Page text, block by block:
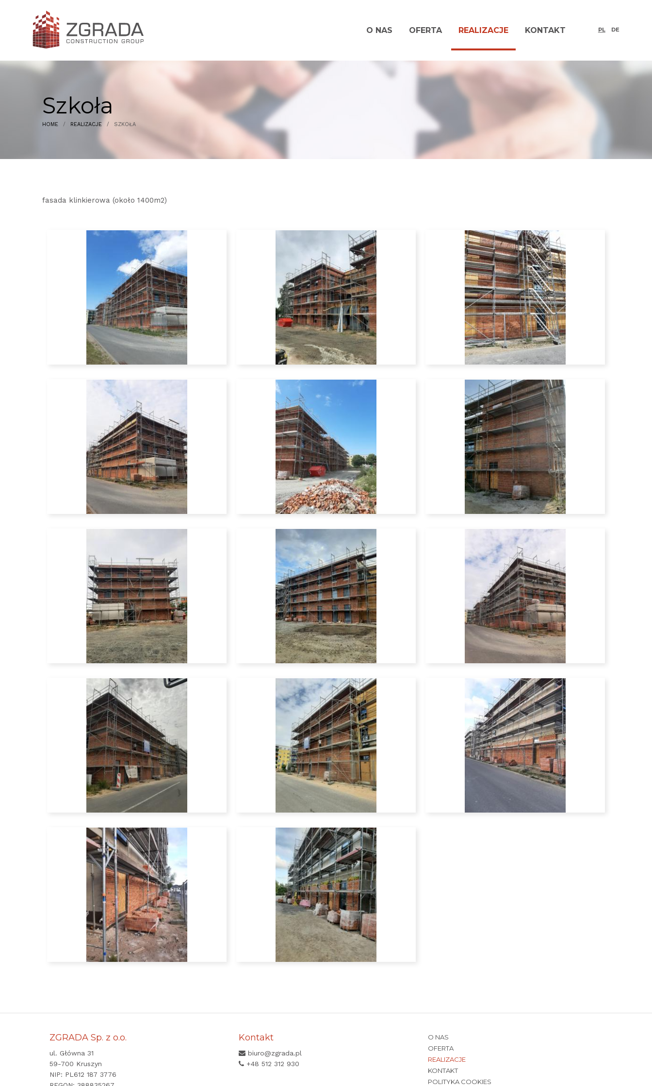
PL DE
O NAS OFERTA REALIZACJE KONTAKT
Szkoła
HOME / REALIZACJE / SZKOŁA
fasada klinkierowa (około 1400m2)
ZGRADA Sp. z o.o.
ul. Główna 31
59-700 Kruszyn
NIP: PL612 187 3776
Kontakt
biuro@zgrada.pl
+48 512 312 930
O NAS
OFERTA
REALIZACJE
KONTAKT
POLITYKA COOKIES